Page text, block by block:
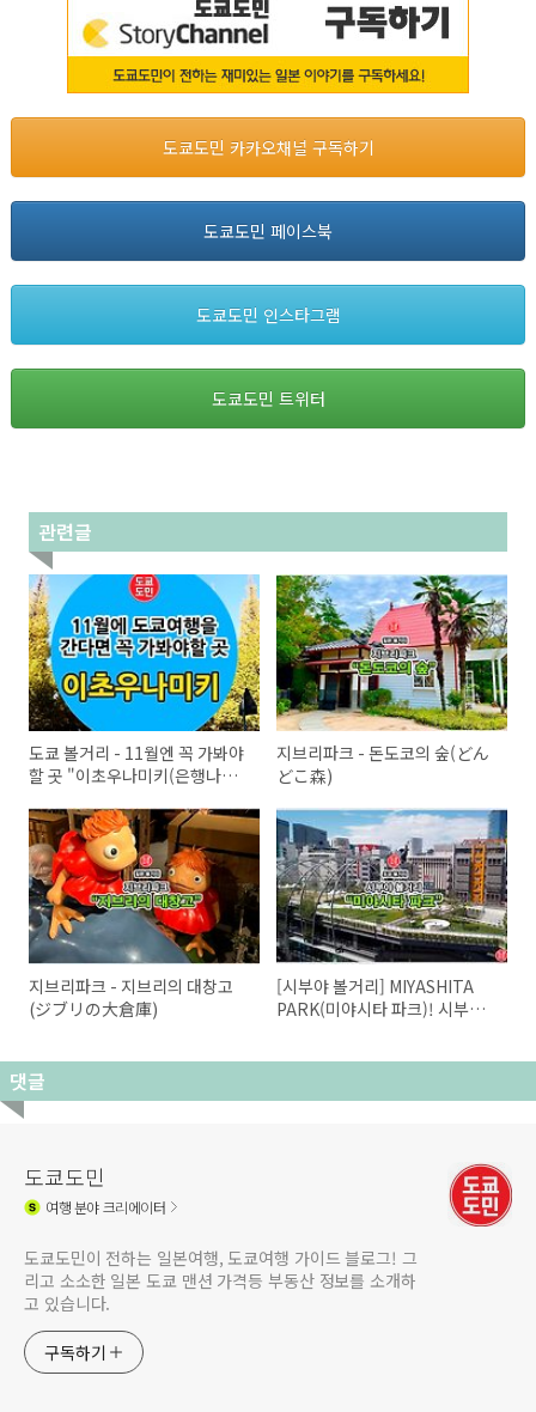
도쿄도민 카카오채널 구독하기
도쿄도민 페이스북
도쿄도민 인스타그램
도쿄도민 트위터
관련글
도쿄 볼거리 - 11월엔 꼭 가봐야
할 곳 "이초우나미키(은행나무
지브리파크 - 돈도코의 숲(どん
どこ森)
지브리파크 - 지브리의 대창고
(ジブリの大倉庫)
[시부야 볼거리] MIYASHITA
PARK(미야시타 파크)! 시부야
댓글
도쿄도민
여행분야 크리에이터
도쿄도민이 전하는 일본여행, 도쿄여행 가이드 블로그! 그
리고 소소한 일본 도쿄 맨션 가격등 부동산 정보를 소개하
고 있습니다.
구독하기